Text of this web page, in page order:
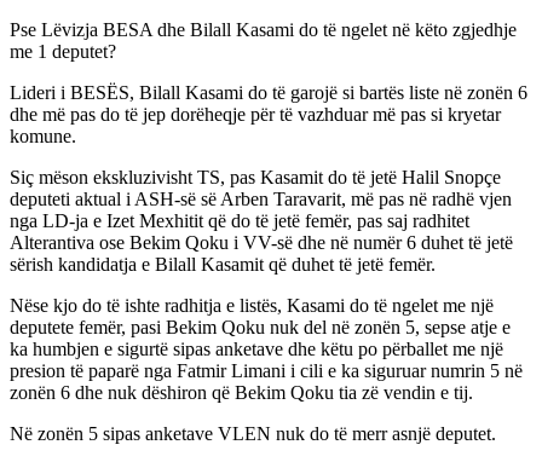
Pse Lëvizja BESA dhe Bilall Kasami do të ngelet në këto zgjedhje
me 1 deputet?
Lideri i BESËS, Bilall Kasami do të garojë si bartës liste në zonën 6
dhe më pas do të jep dorëheqje për të vazhduar më pas si kryetar
komune.
Siç mëson ekskluzivisht TS, pas Kasamit do të jetë Halil Snopçe
deputeti aktual i ASH-së së Arben Taravarit, më pas në radhë vjen
nga LD-ja e Izet Mexhitit që do të jetë femër, pas saj radhitet
Alterantiva ose Bekim Qoku i VV-së dhe në numër 6 duhet të jetë
sërish kandidatja e Bilall Kasamit që duhet të jetë femër.
Nëse kjo do të ishte radhitja e listës, Kasami do të ngelet me një
deputete femër, pasi Bekim Qoku nuk del në zonën 5, sepse atje e
ka humbjen e sigurtë sipas anketave dhe këtu po përballet me një
presion të paparë nga Fatmir Limani i cili e ka siguruar numrin 5 në
zonën 6 dhe nuk dëshiron që Bekim Qoku tia zë vendin e tij.
Në zonën 5 sipas anketave VLEN nuk do të merr asnjë deputet.